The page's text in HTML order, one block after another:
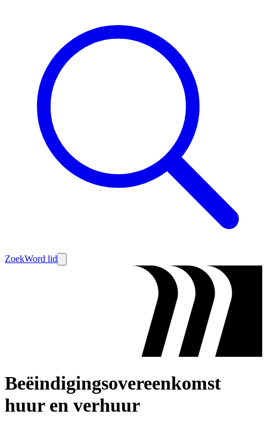
ZoekWord lid
Beëindigingsovereenkomst
huur en verhuur